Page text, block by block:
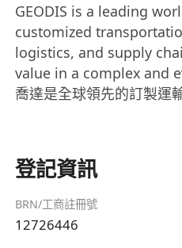
GEODIS is a leading
customized
logistics, and supply
value in a complex and
喬達是全球領先的訂製運
登記資訊
BRN/工商註冊號
12726446